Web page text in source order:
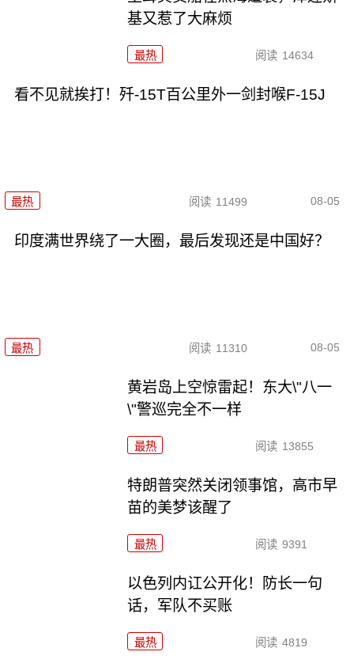
基又惹了大麻烦
最热 阅读 14634
看不见就挨打！歼-15T百公里外一剑封喉F-15J
最热 阅读 11499 08-05
印度满世界绕了一大圈，最后发现还是中国好？
最热 阅读 11310 08-05
黄岩岛上空惊雷起！东大\"八一
\"警巡完全不一样
最热 阅读 13855
特朗普突然关闭领事馆，高市早
苗的美梦该醒了
最热 阅读 9391
以色列内讧公开化！防长一句
话，军队不买账
最热 阅读 4819